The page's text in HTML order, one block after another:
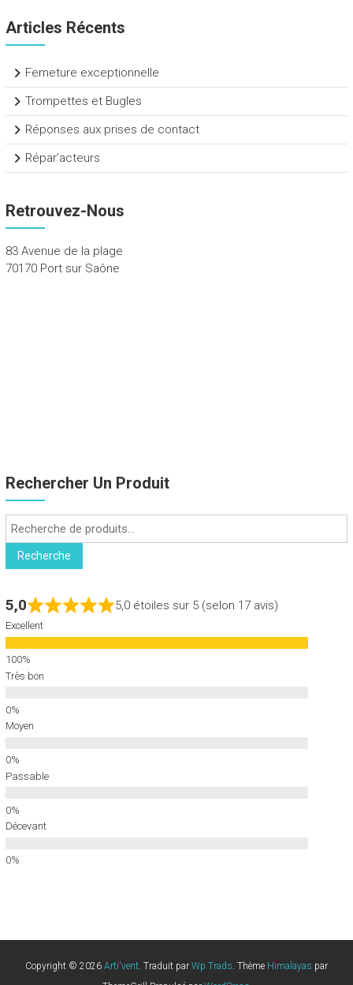
Articles Récents
Femeture exceptionnelle
Trompettes et Bugles
Réponses aux prises de contact
Répar’acteurs
Retrouvez-Nous
83 Avenue de la plage
70170 Port sur Saône
Rechercher Un Produit
Recherche
pour :
Recherche
5,0 5,0 étoiles sur 5 (selon 17 avis)
Excellent
Très bon
Moyen
Passable
Décevant
Copyright © 2026 Arti'vent. Traduit par Wp Trads. Thème Himalayas par